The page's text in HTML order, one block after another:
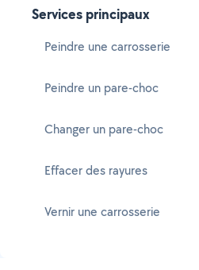
Services principaux
Peindre une carrosserie
Peindre un pare-choc
Changer un pare-choc
Effacer des rayures
Vernir une carrosserie